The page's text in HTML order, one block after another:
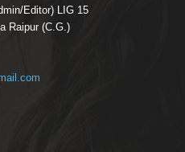
Editor) LIG 15
Raipur (C.G.)